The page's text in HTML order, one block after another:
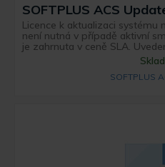
SOFTPLUS ACS
Licence k aktualizaci systému
není nutná v případě aktivní
je zahrnuta v ceně SLA.
SOFTPLUS